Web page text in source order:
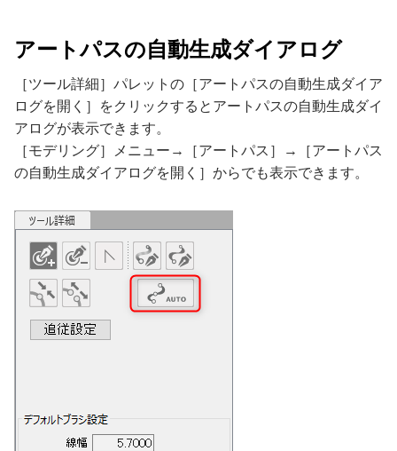
アートパスの自動生成ダイアログ
［ツール詳細］パレットの［アートパスの自動生成ダイア
ログを開く］をクリックするとアートパスの自動生成ダイ
アログが表示できます。
［モデリング］メニュー→［アートパス］→［アートパス
の自動生成ダイアログを開く］からでも表示できます。